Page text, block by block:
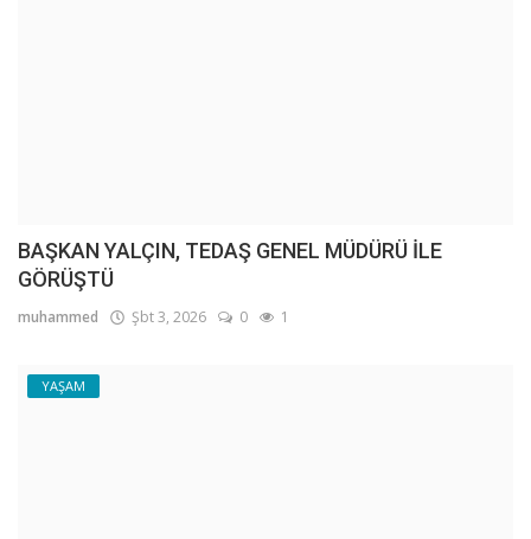
BAŞKAN YALÇIN, TEDAŞ GENEL MÜDÜRÜ İLE
GÖRÜŞTÜ
muhammed Şbt 3, 2026 0 1
YAŞAM